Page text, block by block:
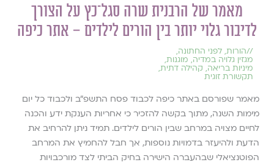
מאמר של הרבנית שרה סגל־כץ על הצורך
לדיבור גלוי יותר בין הורים לילדים – אתר כיפה
//הורות, לפני החתונה,
מגזין גלויה במדיה, מוגנות,
מיניות בריאה, קהילה דתית,
תקשורת זוגית
מאמר שפורסם באתר כיפה לכבוד פסח התשפ״ב ולכבוד כל יום
מימות השנה, מתוך בקשה להזכיר כי אחריות הענקת ידע והכנה
לחיים מצויה במרחב שבין הורים לילדים. תמיד ניתן להרחיב את
הדעת ולהיעזר בדמויות נוספות, אך חבל להחמיץ את המרחב
הפוטנציאלי שבהעברה הישירה בחיק הביתי לצד מורכבויות